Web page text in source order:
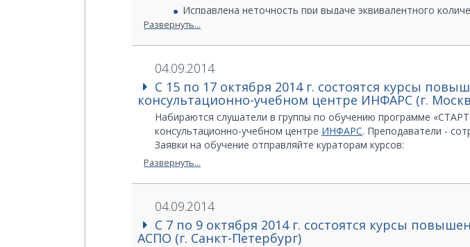
Исправлена неточность при выдаче эквивалентного
Исправлены проблемы с печатью и копированием в буфер
При обновлении с версии 4.73 и ниже требуется обновить
пользователя. При обновлении с версии 4.75 R1 ключи
Пользователи, приобретавшие программу в НТП «Трубопровод»
Downloads. Пароли для скачивания такие же, как для версии
start@truboprovod.ruс указанием номера лицензии и названия
Пользователям, приобретавшим СТАРТ у наших дилеров,
Развернуть...
04.09.2014
С 15 по 17 октября 2014 г. состоятся курсы
консультационно-учебном центре ИНФАРС (г.
Набираются слушатели в группы по обучению программе
консультационно-учебном центре ИНФАРС. Преподаватели -
Заявки на обучение отправляйте кураторам курсов:
Ерзина Антонина
+7 (495) 775-65-85 доб. 143
Диденко Антон
Телефон:+7 (495) 775-65-85 доб. 145
E-mail:edu@infars.ru
Web:http://www.infars.ru
Развернуть...
04.09.2014
С 7 по 9 октября 2014 г. состоятся курсы
АСПО (г. Санкт-Петербург)